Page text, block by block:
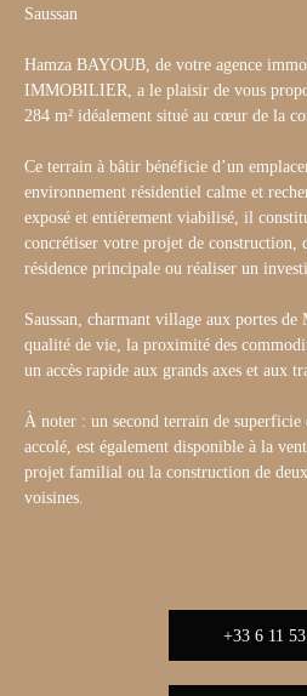
Saussan
Hamza BAYOUB, de votre agence
IMMOBILIER, a le plaisir de vous
284 m² idéalement situé au cœur de la
Ce terrain à bâtir bénéficie d’un
environnement résidentiel calme et
exposé et entièrement viabilisé, il
concrétiser votre projet de construction,
résidence principale ou réaliser un
Saussan, charmant village aux portes
qualité de vie, la proximité des
un accès rapide aux grands axes et aux
À noter : un second terrain de superficie
accolé, est également disponible à la
projet familial ou la construction de
voisines.
+33 6 11